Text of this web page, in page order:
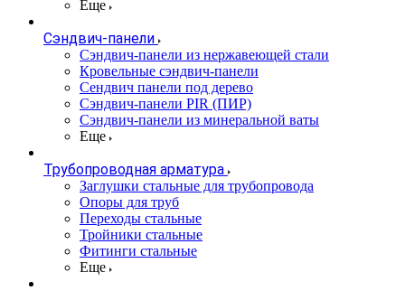
Еще
Сэндвич-панели
Cэндвич-панели из нержавеющей стали
Кровельные сэндвич-панели
Сендвич панели под дерево
Сэндвич-панели PIR (ПИР)
Сэндвич-панели из минеральной ваты
Еще
Трубопроводная арматура
Заглушки стальные для трубопровода
Опоры для труб
Переходы стальные
Тройники стальные
Фитинги стальные
Еще